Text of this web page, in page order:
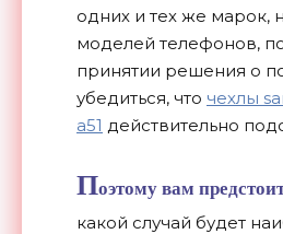
одних и тех же марок,
моделей телефонов,
принятии решения о
убедиться, что чехлы
a51 действительно
Поэтому вам
какой случай будет